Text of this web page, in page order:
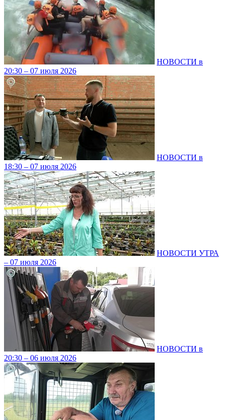
НОВОСТИ в
20:30 – 07 июля 2026
НОВОСТИ в
18:30 – 07 июля 2026
НОВОСТИ УТРА
– 07 июля 2026
НОВОСТИ в
20:30 – 06 июля 2026